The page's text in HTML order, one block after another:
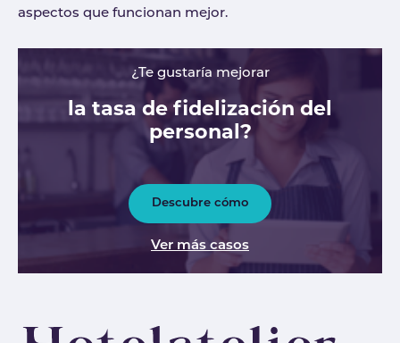
aspectos que funcionan mejor.
¿Te gustaría mejorar
la tasa de fidelización del
personal?
Descubre cómo
Ver más casos